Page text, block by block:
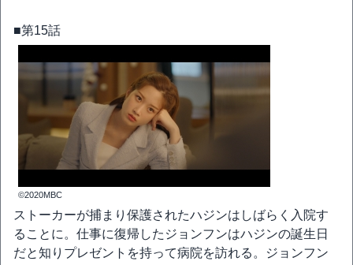
■第15話
©2020MBC
ストーカーが捕まり保護されたハジンはしばらく入院す
ることに。仕事に復帰したジョンフンはハジンの誕生日
だと知りプレゼントを持って病院を訪れる。ジョンフン